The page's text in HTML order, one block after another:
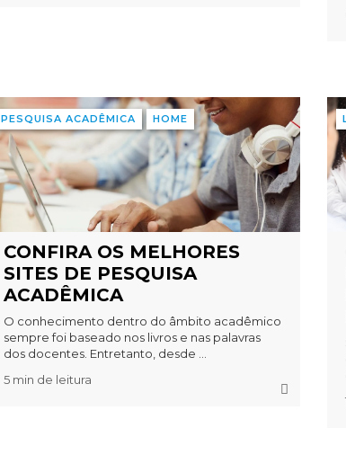
PESQUISA ACADÊMICA HOME
CONFIRA OS MELHORES
SITES DE PESQUISA
ACADÊMICA
O conhecimento dentro do âmbito acadêmico
sempre foi baseado nos livros e nas palavras
dos docentes. Entretanto, desde ...
5 min de leitura